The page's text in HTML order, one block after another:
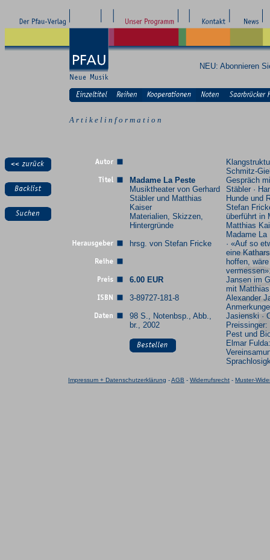
NEU: Abonnieren
A r t i k e l i n f o r m a t i o n
Madame La Peste
Musiktheater von Gerhard
Stäbler und Matthias
Kaiser
Materialien, Skizzen,
Hintergründe
hrsg. von Stefan Fricke
6.00 EUR
3-89727-181-8
98 S., Notenbsp., Abb.,
br., 2002
Schmitz-
Gespräch
Stäbler ·
Hunde und
Stefan
überführt in
Matthias
Madame
· «Auf so
eine
hoffen, wäre
Jansen im
mit
Alexander
Jasienski ·
Pest und
Elmar Fulda:
Impressum + Datenschutzerklärung -AGB - Widerrufsrecht - Muster-